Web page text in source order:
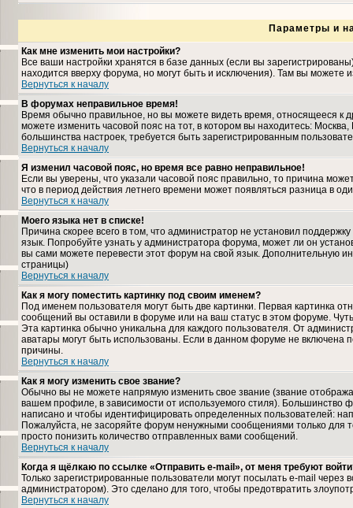
Параметры и
Как мне изменить мои настройки?
Все ваши настройки хранятся в базе данных (если вы
находится вверху форума, но могут быть и исключения). Там вы можете
Вернуться к началу
В форумах неправильное время!
Время обычно правильное, но вы можете видеть время, относящееся к
можете изменить часовой пояс на тот, в котором вы находитесь:
большинства настроек, требуется быть зарегистрированным
Вернуться к началу
Я изменил часовой пояс, но время все равно неправильное!
Если вы уверены, что указали часовой пояс правильно, то причина
что в период действия летнего времени может появляться разница в
Вернуться к началу
Моего языка нет в списке!
Причина скорее всего в том, что администратор не установил
язык. Попробуйте узнать у администратора форума, может ли он
вы сами можете перевести этот форум на свой язык. Дополнительную
страницы)
Вернуться к началу
Как я могу поместить картинку под своим именем?
Под именем пользователя могут быть две картинки. Первая картинка
сообщений вы оставили в форуме или на ваш статус в этом форуме.
Эта картинка обычно уникальна для каждого пользователя. От
аватары могут быть использованы. Если в данном форуме не включена
причины.
Вернуться к началу
Как я могу изменить свое звание?
Обычно вы не можете напрямую изменить свое звание (звание
вашем профиле, в зависимости от используемого стиля). Большинство
написано и чтобы идентифицировать определенных пользователей:
Пожалуйста, не засоряйте форум ненужными сообщениями только для
просто понизить количество отправленных вами сообщений.
Вернуться к началу
Когда я щёлкаю по ссылке «Отправить e-mail», от меня требуют
Только зарегистрированные пользователи могут посылать e-mail
администратором). Это сделано для того, чтобы предотвратить
Вернуться к началу